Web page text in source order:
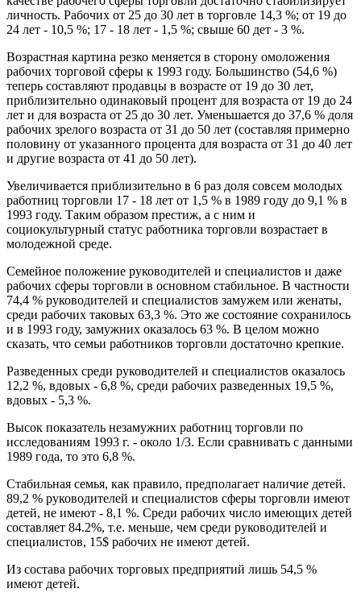
личность. Рабочих от 25 до 30 лет в торговле 14,3 %; от 19 до
24 лет - 10,5 %; 17 - 18 лет - 1,5 %; свыше 60 дет - 3 %.
Возрастная картина резко меняется в сторону омоложения
рабочих торговой сферы к 1993 году. Большинство (54,6 %)
теперь составляют продавцы в возрасте от 19 до 30 лет,
приблизительно одинаковый процент для возраста от 19 до 24
лет и для возраста от 25 до 30 лет. Уменьшается до 37,6 % доля
рабочих зрелого возраста от 31 до 50 лет (составляя примерно
половину от указанного процента для возраста от 31 до 40 лет
и другие возраста от 41 до 50 лет).
Увеличивается приблизительно в 6 раз доля совсем молодых
работниц торговли 17 - 18 лет от 1,5 % в 1989 году до 9,1 % в
1993 году. Таким образом престиж, а с ним и
социокультурный статус работника торговли возрастает в
молодежной среде.
Семейное положение руководителей и специалистов и даже
рабочих сферы торговли в основном стабильное. В частности
74,4 % руководителей и специалистов замужем или женаты,
среди рабочих таковых 63,3 %. Это же состояние сохранилось
и в 1993 году, замужних оказалось 63 %. В целом можно
сказать, что семьи работников торговли достаточно крепкие.
Разведенных среди руководителей и специалистов оказалось
12,2 %, вдовых - 6,8 %, среди рабочих разведенных 19,5 %,
вдовых - 5,3 %.
Высок показатель незамужних работниц торговли по
исследованиям 1993 г. - около 1/3. Если сравнивать с данными
1989 года, то это 6,8 %.
Стабильная семья, как правило, предполагает наличие детей.
89,2 % руководителей и специалистов сферы торговли имеют
детей, не имеют - 8,1 %. Среди рабочих число имеющих детей
составляет 84.2%, т.е. меньше, чем среди руководителей и
специалистов, 15$ рабочих не имеют детей.
Из состава рабочих торговых предприятий лишь 54,5 %
имеют детей.